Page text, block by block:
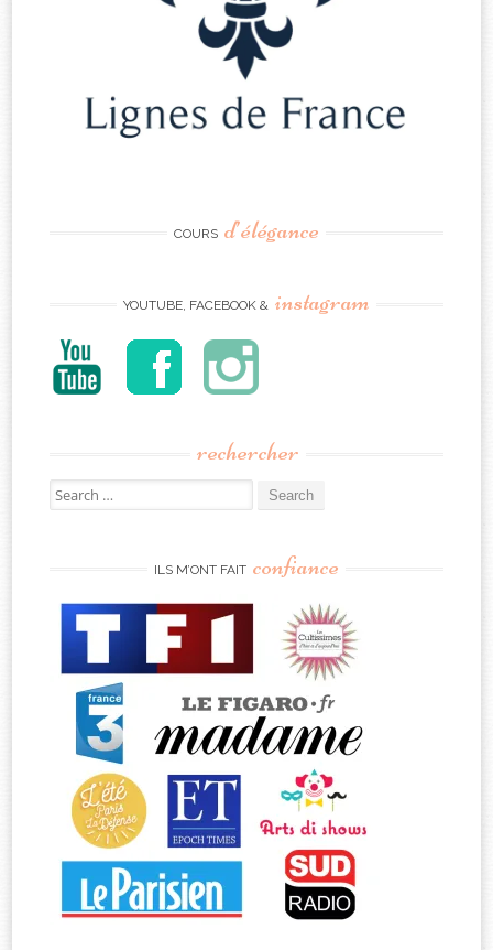
COURS d’élégance
YOUTUBE, FACEBOOK & instagram
rechercher
Search
for:
ILS M’ONT FAIT confiance